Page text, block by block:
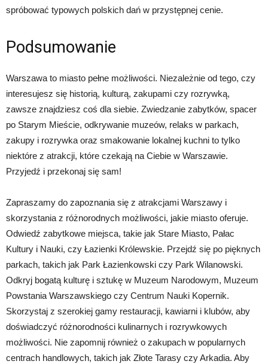
spróbować typowych polskich dań w przystępnej cenie.
Podsumowanie
Warszawa to miasto pełne możliwości. Niezależnie od tego, czy
interesujesz się historią, kulturą, zakupami czy rozrywką,
zawsze znajdziesz coś dla siebie. Zwiedzanie zabytków, spacer
po Starym Mieście, odkrywanie muzeów, relaks w parkach,
zakupy i rozrywka oraz smakowanie lokalnej kuchni to tylko
niektóre z atrakcji, które czekają na Ciebie w Warszawie.
Przyjedź i przekonaj się sam!
Zapraszamy do zapoznania się z atrakcjami Warszawy i
skorzystania z różnorodnych możliwości, jakie miasto oferuje.
Odwiedź zabytkowe miejsca, takie jak Stare Miasto, Pałac
Kultury i Nauki, czy Łazienki Królewskie. Przejdź się po pięknych
parkach, takich jak Park Łazienkowski czy Park Wilanowski.
Odkryj bogatą kulturę i sztukę w Muzeum Narodowym, Muzeum
Powstania Warszawskiego czy Centrum Nauki Kopernik.
Skorzystaj z szerokiej gamy restauracji, kawiarni i klubów, aby
doświadczyć różnorodności kulinarnych i rozrywkowych
możliwości. Nie zapomnij również o zakupach w popularnych
centrach handlowych, takich jak Złote Tarasy czy Arkadia. Aby